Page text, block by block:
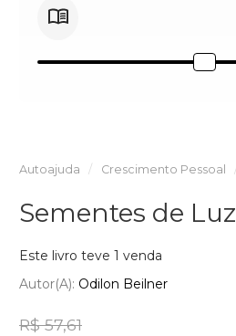
Autoajuda Crescimento Pessoal
Sementes de Luz
Este livro teve 1 venda
Autor(a): Odilon Beilner
R$ 57,61